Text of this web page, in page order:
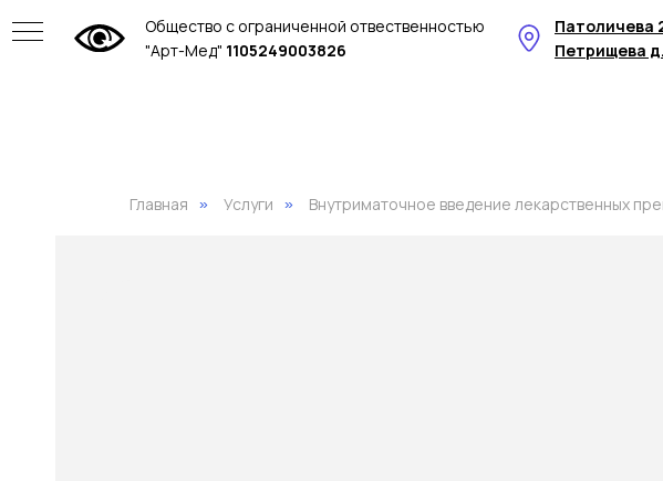
Общество с ограниченной отвественностью
"Арт-Мед" 1105249003826 Петрищева
Патоличева
Главная » Услуги » Внутриматочное введение лекарственных